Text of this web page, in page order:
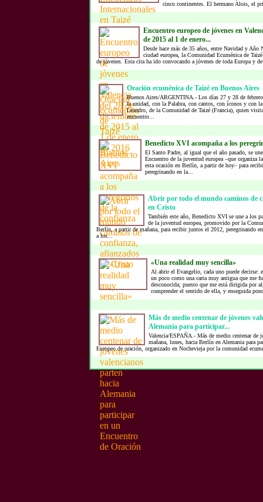
cinco continentes. El hermano Alois, el
Encuentro europeo de jóvenes en
de 2015 al 1 de enero...
Desde hace más de 35 años, entre Navidad y Año
ciudad europea, la Comunidad Ecuménica de
de jóvenes. Esta cita ha ido convocando a jóvenes de toda Europa y
Oración ecuménica de Taizé en Buenos Aires
Buenos Aires/ARGENTINA.- Los días 27 y 28 de febrero
la unidad, con la Palabra, con cantos, con íconos y con la
Leandro, de la Comunidad de Taizé (Francia), quien
encuentro...
Benedicto XVI acompaña a los
El Santo Padre, al igual que el año pasado, se
Encuentro de la juventud europea –que organiza
esta ocasión en Berlín, a partir de hoy– para
peregrinando en la...
Abrir por todo el mundo caminos de
en Cristo
También este año, Benedicto XVI se une a los
de la juventud europea, promovido por la
Berlín, a partir de mañana, para recibir juntos el 2012, peregrinando
a los...
«Una realidad muy sencilla»
Al abrir el Evangelio, cada uno puede decirse:
un poco como una carta muy antigua que me
desconocida; puesto que me está dirigida por
comprender el sentido de ella, y enseguida
Más de medio centenar de jóvenes
Alemania para participar...
Valencia/ESPAÑA.- Más de medio centenar de
mañana, lunes, hacia Berlín en Alemania para
Europeo de oración, organizado en Nochevieja por la comunidad